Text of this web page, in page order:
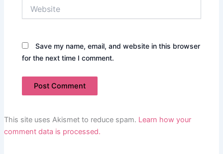
Save my name, email, and website in this browser
for the next time I comment.
This site uses Akismet to reduce spam. Learn how your
comment data is processed.